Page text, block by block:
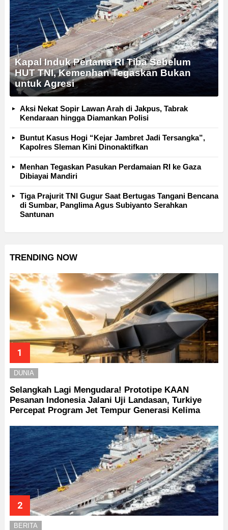
Kapal Induk Pertama RI Tiba Sebelum
HUT TNI, Kemenhan Tegaskan Bukan
untuk Agresi
Aksi Nekat Sopir Lawan Arah di Jakpus, Tabrak
Kendaraan hingga Diamankan Polisi
Buntut Kasus Hogi “Kejar Jambret Jadi Tersangka”,
Kapolres Sleman Kini Dinonaktifkan
Menhan Tegaskan Pasukan Perdamaian RI ke Gaza
Dibiayai Mandiri
Tiga Prajurit TNI Gugur Saat Bertugas Tangani Bencana
di Sumbar, Panglima Agus Subiyanto Serahkan
Santunan
TRENDING NOW
DUNIA
Selangkah Lagi Mengudara! Prototipe KAAN
Pesanan Indonesia Jalani Uji Landasan, Turkiye
Percepat Program Jet Tempur Generasi Kelima
BERITA